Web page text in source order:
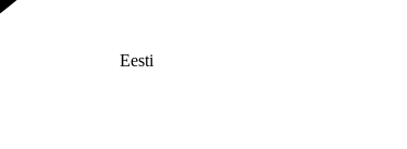
Eesti